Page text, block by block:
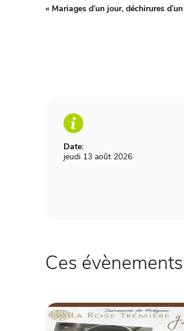
Date:
jeudi 13 août 2026
« Mariages d’un jour, déchirures
Ces